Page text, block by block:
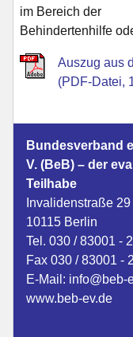
im Bereich der
Behindertenhilfe
Auszug aus
(PDF-Datei,
Bundesverband
V. (BeB) – der
Teilhabe
Invalidenstraße 29
10115 Berlin
Tel. 030 / 83001 -
Fax 030 / 83001 -
E-Mail: info@beb-
www.beb-ev.de